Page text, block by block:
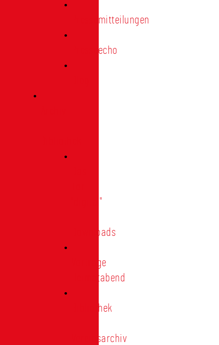
Pressemitteilungen
Presseecho
"digital"
Downloads
Vorträge
Heimatabend
Bibliothek
Vereinsarchiv